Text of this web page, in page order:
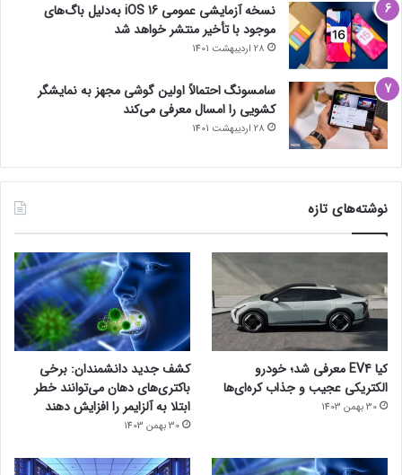
نسخه آزمایشی عمومی iOS 16 به‌دلیل باگ‌های
موجود با تأخیر منتشر خواهد شد
28 اردیبهشت 1401
سامسونگ احتمالاً اولین گوشی مجهز به نمایشگر
کشویی را امسال معرفی می‌کند
28 اردیبهشت 1401
نوشته‌های تازه
کیا EV4 معرفی شد؛ خودرو
الکتریکی عجیب و جذاب کره‌ای‌ها
30 بهمن 1403
کشف جدید دانشمندان: برخی
باکتری‌های دهان می‌توانند خطر
ابتلا به آلزایمر را افزایش دهند
30 بهمن 1403